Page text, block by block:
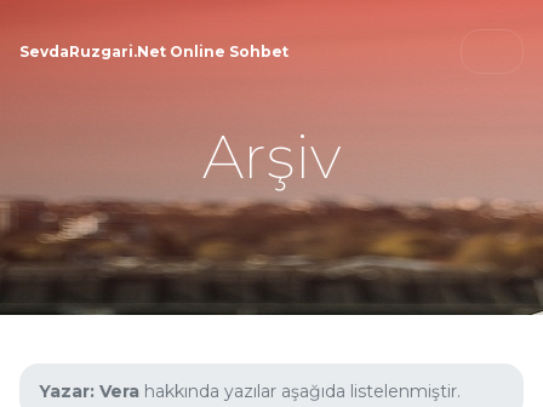
SevdaRuzgari.Net Online Sohbet
Arşiv
Yazar: Vera hakkında yazılar aşağıda listelenmiştir.